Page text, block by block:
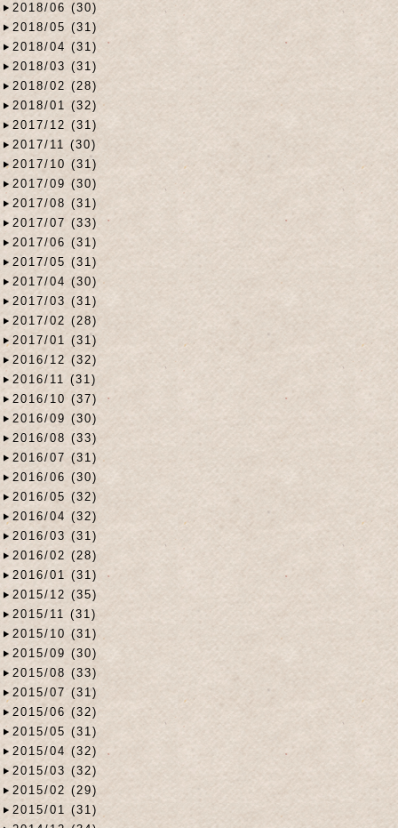
2018/06 (30)
2018/05 (31)
2018/04 (31)
2018/03 (31)
2018/02 (28)
2018/01 (32)
2017/12 (31)
2017/11 (30)
2017/10 (31)
2017/09 (30)
2017/08 (31)
2017/07 (33)
2017/06 (31)
2017/05 (31)
2017/04 (30)
2017/03 (31)
2017/02 (28)
2017/01 (31)
2016/12 (32)
2016/11 (31)
2016/10 (37)
2016/09 (30)
2016/08 (33)
2016/07 (31)
2016/06 (30)
2016/05 (32)
2016/04 (32)
2016/03 (31)
2016/02 (28)
2016/01 (31)
2015/12 (35)
2015/11 (31)
2015/10 (31)
2015/09 (30)
2015/08 (33)
2015/07 (31)
2015/06 (32)
2015/05 (31)
2015/04 (32)
2015/03 (32)
2015/02 (29)
2015/01 (31)